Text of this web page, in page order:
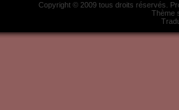
Copyright © 2009 tous droits réservés.
Thème